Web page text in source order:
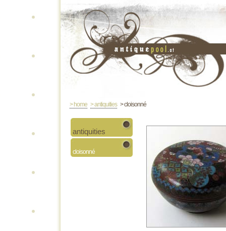
> home > antiquities> cloisonné
antiquities
cloisonné